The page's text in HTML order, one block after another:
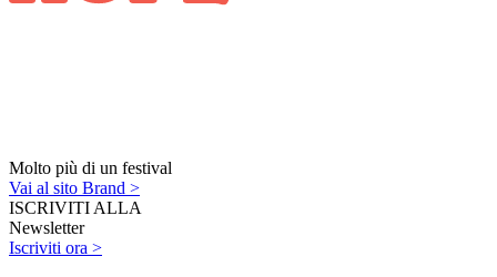
Molto più di un festival
Vai al sito Brand >
ISCRIVITI ALLA
Newsletter
Iscriviti ora >